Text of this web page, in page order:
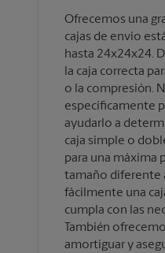
Ofrecemos una
cajas de envío
hasta 24x24x24.
la caja correcta
o la compresión.
específicamente
ayudarlo a
caja simple o
para una máxima
tamaño diferente
fácilmente una
cumpla con las
También
amortiguar y